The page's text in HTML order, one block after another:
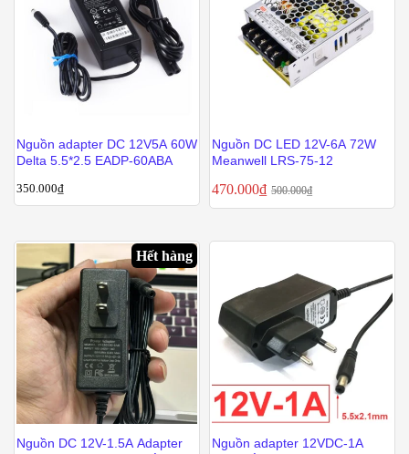
Nguồn adapter DC 12V5A 60W
Delta 5.5*2.5 EADP-60ABA
350.000₫
Nguồn DC LED 12V-6A 72W
Meanwell LRS-75-12
470.000₫ 500.000₫
Hết hàng
Nguồn DC 12V-1.5A Adapter
Nguồn adapter 12VDC-1A